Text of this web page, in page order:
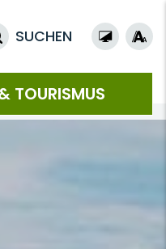
SUCHEN
TOURISMUS